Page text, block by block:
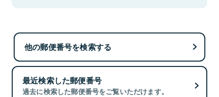
他の郵便番号を検索する
最近検索した郵便番号
過去に検索した郵便番号をご覧いただけます。